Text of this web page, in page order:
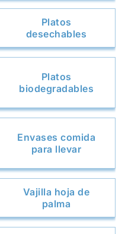
Platos
desechables
Platos
biodegradables
Envases comida
para llevar
Vajilla hoja de
palma